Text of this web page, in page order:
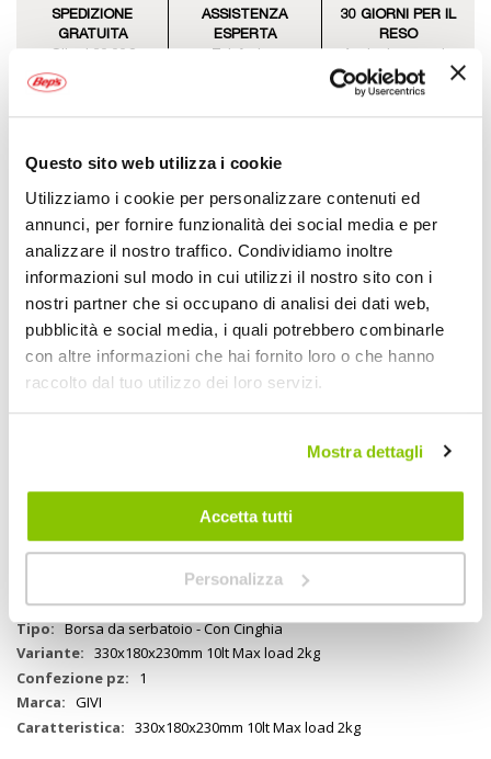
Questo sito web utilizza i cookie
Utilizziamo i cookie per personalizzare contenuti ed
annunci, per fornire funzionalità dei social media e per
analizzare il nostro traffico. Condividiamo inoltre
informazioni sul modo in cui utilizzi il nostro sito con i
nostri partner che si occupano di analisi dei dati web,
pubblicità e social media, i quali potrebbero combinarle
con altre informazioni che hai fornito loro o che hanno
raccolto dal tuo utilizzo dei loro servizi.
Mostra dettagli
Accetta tutti
Personalizza
SPEDIZIONE
GRATUITA
ASSISTENZA
ESPERTA
30 GIORNI PER IL
RESO
Descrizione
Borsa da serbatoio con struttura impermeabile e capacità di 10lt.
Dotata di cinghie con chiusura cam buckle per un aggancio e sgancio
rapido e sicuro. Tasca impermeabile per smartphone. Materiali
testati ai raggi UV, per garantire resistenza e durabilità nel tempo.
Inserti riflettenti, per una migliore visibilità in condizioni di scarsa
illuminazione. Supporto per smartphone removibile per una
Specifiche tecniche
Informazioni
8019606356840
Moto
Borsa da serbatoio - Con Cinghia
330x180x230mm 10lt Max load 2kg
1
GIVI
330x180x230mm 10lt Max load 2kg